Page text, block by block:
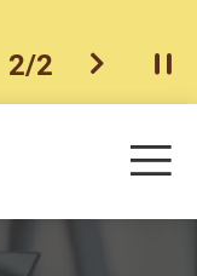
一個
2/2 下一個開
目